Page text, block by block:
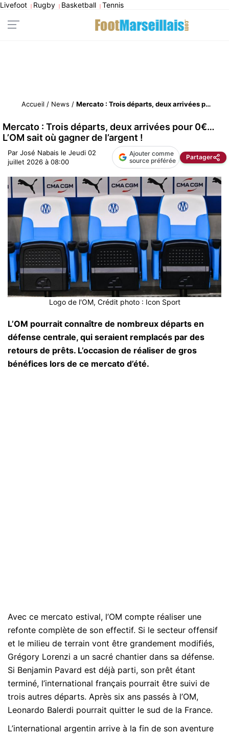
Livefoot | Rugby | Basketball | Tennis
Accueil / News / Mercato : Trois départs, deux arrivées pour 0€… L’OM sait où gagner de l’argent !
Mercato : Trois départs, deux arrivées pour 0€…
L’OM sait où gagner de l’argent !
Par José Nabais le Jeudi 02
juillet 2026 à 08:00
Ajouter comme
source préférée
Partager
Logo de l'OM, Crédit photo : Icon Sport
L’OM pourrait connaître de nombreux départs en
défense centrale, qui seraient remplacés par des
retours de prêts. L’occasion de réaliser de gros
bénéfices lors de ce mercato d’été.
Avec ce mercato estival, l’OM compte réaliser une
refonte complète de son effectif. Si le secteur offensif
et le milieu de terrain vont être grandement modifiés,
Grégory Lorenzi a un sacré chantier dans sa défense.
Si Benjamin Pavard est déjà parti, son prêt étant
terminé, l’international français pourrait être suivi de
trois autres départs. Après six ans passés à l’OM,
Leonardo Balerdi pourrait quitter le sud de la France.
L’international argentin arrive à la fin de son aventure